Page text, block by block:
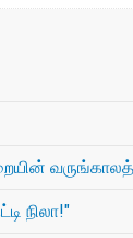
நிலா!"